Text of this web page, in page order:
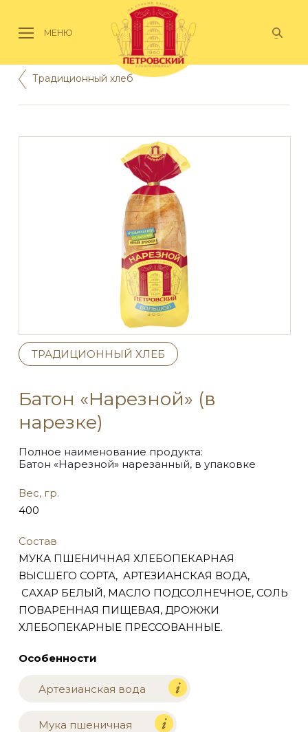
МЕНЮ
Традиционный хлеб
ТРАДИЦИОННЫЙ ХЛЕБ
Батон «Нарезной» (в
нарезке)
Полное наименование продукта:
Батон «Нарезной» нарезанный, в упаковке
Вес, гр.
400
Состав
МУКА ПШЕНИЧНАЯ ХЛЕБОПЕКАРНАЯ
ВЫСШЕГО СОРТА, АРТЕЗИАНСКАЯ ВОДА,
САХАР БЕЛЫЙ, МАСЛО ПОДСОЛНЕЧНОЕ, СОЛЬ
ПОВАРЕННАЯ ПИЩЕВАЯ, ДРОЖЖИ
ХЛЕБОПЕКАРНЫЕ ПРЕССОВАННЫЕ.
Особенности
Артезианская вода
Мука пшеничная